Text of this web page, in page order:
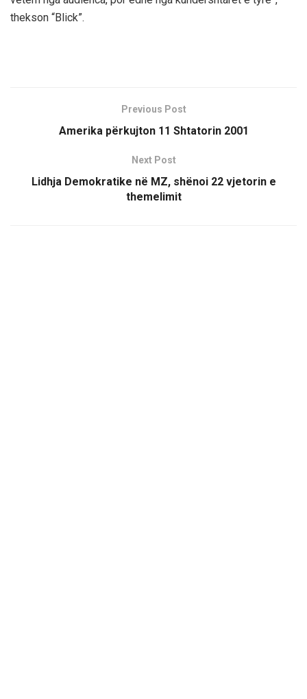
thekson “Blick”.
Previous Post
Amerika përkujton 11 Shtatorin 2001
Next Post
Lidhja Demokratike në MZ, shënoi 22 vjetorin e
themelimit